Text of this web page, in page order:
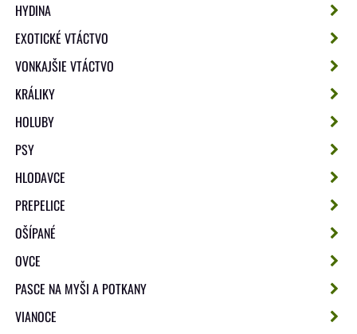
HYDINA
EXOTICKÉ VTÁCTVO
VONKAJŠIE VTÁCTVO
KRÁLIKY
HOLUBY
PSY
HLODAVCE
PREPELICE
OŠÍPANÉ
OVCE
PASCE NA MYŠI A POTKANY
VIANOCE